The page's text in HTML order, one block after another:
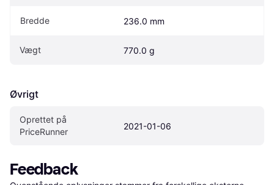
Bredde 236.0 mm
Vægt 770.0 g
Øvrigt
Oprettet på
PriceRunner
2021-01-06
Feedback